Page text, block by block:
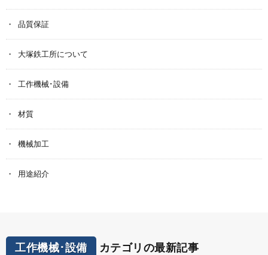
品質保証
大塚鉄工所について
工作機械･設備
材質
機械加工
用途紹介
工作機械･設備 カテゴリの最新記事